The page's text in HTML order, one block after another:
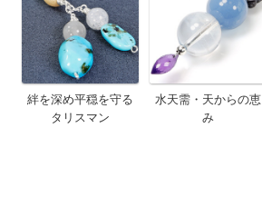
絆を深め平穏を守る
タリスマン
水天需・天からの恵
み